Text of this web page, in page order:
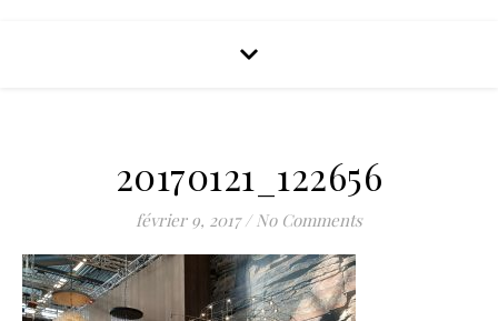
20170121_122656
février 9, 2017 / No Comments